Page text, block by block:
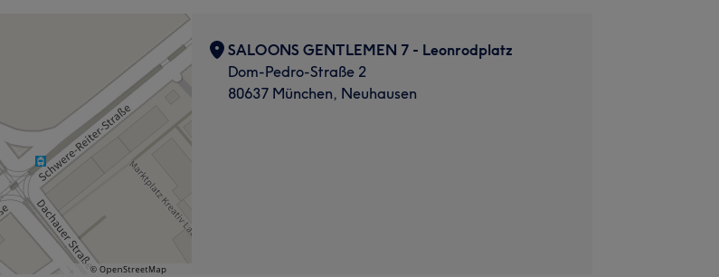
SALOONS GENTLEMEN 7 - Leonrodplatz
Dom-Pedro-Straße 2
80637 München, Neuhausen